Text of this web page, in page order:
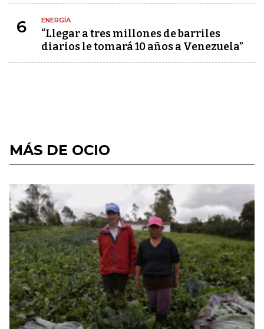
6 ENERGÍA
“Llegar a tres millones de barriles
diarios le tomará 10 años a Venezuela”
MÁS DE OCIO